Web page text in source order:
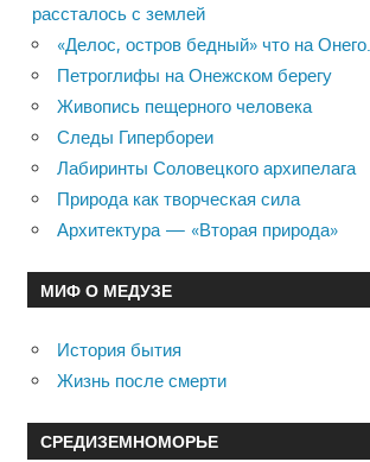
рассталось с землей
«Делос, остров бедный» что на Онего…
Петроглифы на Онежском берегу
Живопись пещерного человека
Следы Гипербореи
Лабиринты Соловецкого архипелага
Природа как творческая сила
Архитектура — «Вторая природа»
МИФ О МЕДУЗЕ
История бытия
Жизнь после смерти
СРЕДИЗЕМНОМОРЬЕ